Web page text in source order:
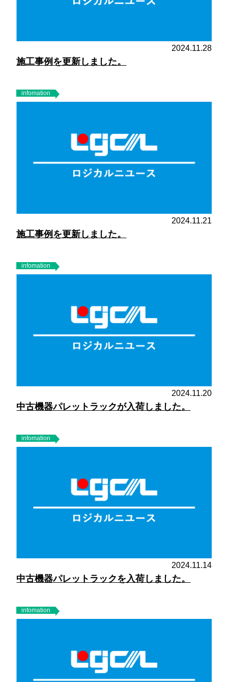
2024.11.28
施工事例を更新しました。
infomation
2024.11.21
施工事例を更新しました。
infomation
2024.11.20
中古機器パレットラックが入荷しました。
infomation
2024.11.14
中古機器パレットラックを入荷しました。
infomation